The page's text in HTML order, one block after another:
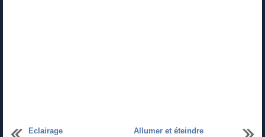
Eclairage
Allumer et éteindre